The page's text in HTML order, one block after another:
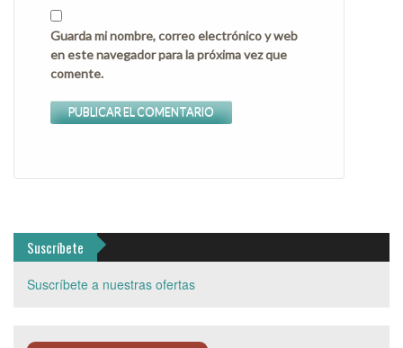
Guarda mi nombre, correo electrónico y web
en este navegador para la próxima vez que
comente.
Suscríbete
Suscríbete a nuestras ofertas